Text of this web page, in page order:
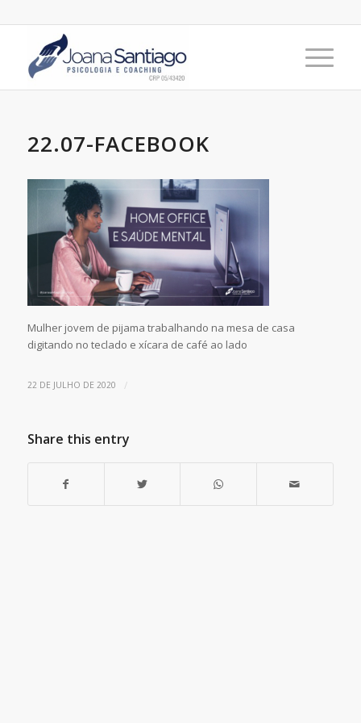
22.07-FACEBOOK
Mulher jovem de pijama trabalhando na mesa de casa
digitando no teclado e xícara de café ao lado
22 DE JULHO DE 2020 /
Share this entry